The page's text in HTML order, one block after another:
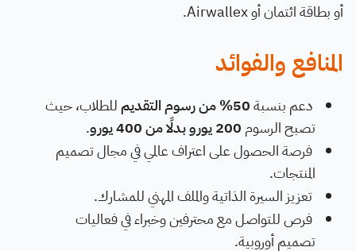
أو بطاقة ائتمان أو Airwallex.
المنافع والفوائد
دعم بنسبة50% من رسوم التقديم
للطلاب، حيث
تصبح الرسوم 200 يورو بدلًا من 400 يورو
.
فرصة الحصول على اعتراف عالمي في مجال تصميم
المنتجات.
تعزيز السيرة الذاتية والملف المهني للمشارك.
فرص للتواصل مع محترفين وخبراء في فعاليات
تصميم أوروبية.